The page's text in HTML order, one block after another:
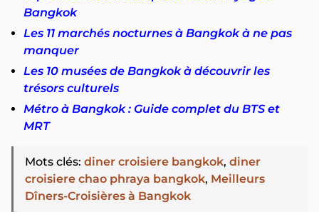
Bangkok
Les 11 marchés nocturnes à Bangkok à ne pas
manquer
Les 10 musées de Bangkok à découvrir les
trésors culturels
Métro à Bangkok : Guide complet du BTS et
MRT
Mots clés: diner croisiere bangkok, diner
croisiere chao phraya bangkok, Meilleurs
Dîners-Croisières à Bangkok